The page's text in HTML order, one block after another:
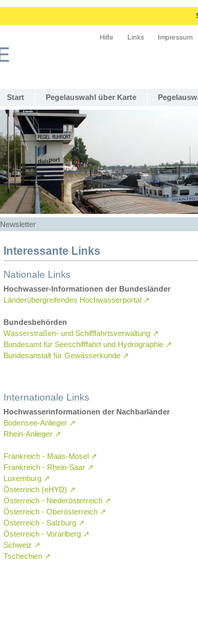
Hilfe Links Impressum
Start Pegelauswahl über Karte
Newsletter
Interessante Links
Nationale Links
Hochwasser-Informationen der Bundesländer
Länderübergreifendes Hochwasserportal ↗
Bundesbehörden
Wasserstraßen- und Schifffahrtsverwaltung ↗
Bundesamt für Seeschifffahrt und Hydrographie ↗
Bundesanstalt für Gewässerkunde ↗
Internationale Links
Hochwasserinformationen der Nachbarländer
Bodensee-Anlieger ↗
Rhein-Anlieger ↗
Frankreich - Maas-Mosel ↗
Frankreich - Rhein-Saar ↗
Luxemburg ↗
Österreich (eHYD) ↗
Österreich - Niederösterreich ↗
Österreich - Oberösterreich ↗
Österreich - Salzburg ↗
Österreich - Vorarlberg ↗
Schweiz ↗
Tschechien ↗